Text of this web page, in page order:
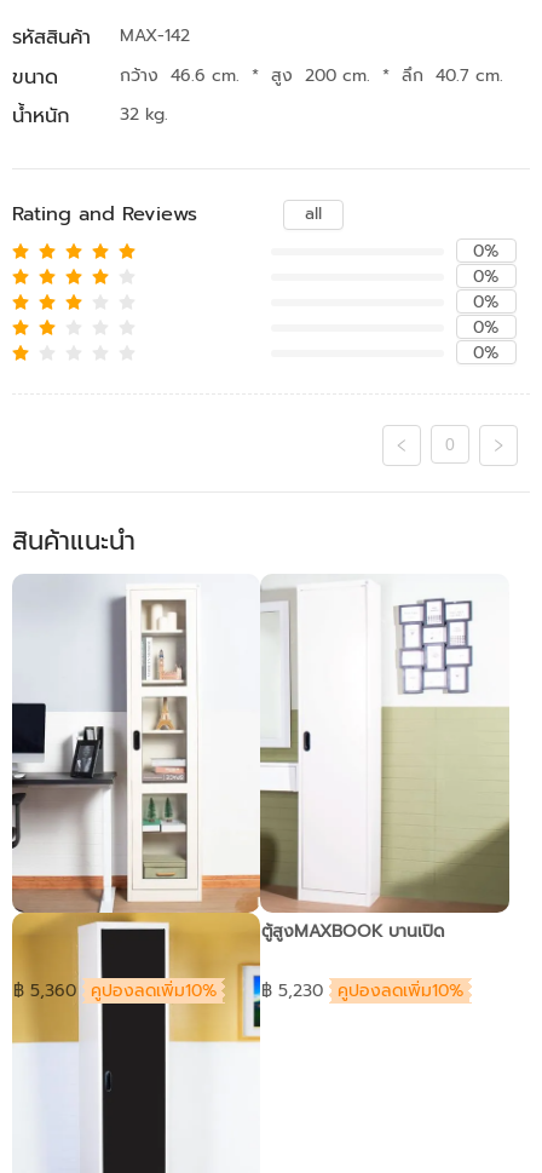
รหัสสินค้า MAX-142
ขนาด กว้าง 46.6 cm. * สูง 200 cm. * ลึก 40.7 cm.
น้ำหนัก 32 kg.
Rating and Reviews
all
0%
0%
0%
0%
0%
0
สินค้าแนะนำ
ตู้สูงMAXBOOK บานเปิดกระจก
฿ 5,360 คูปองลดเพิ่ม10%
ตู้สูงMAXBOOK บานเปิด
฿ 5,230 คูปองลดเพิ่ม10%